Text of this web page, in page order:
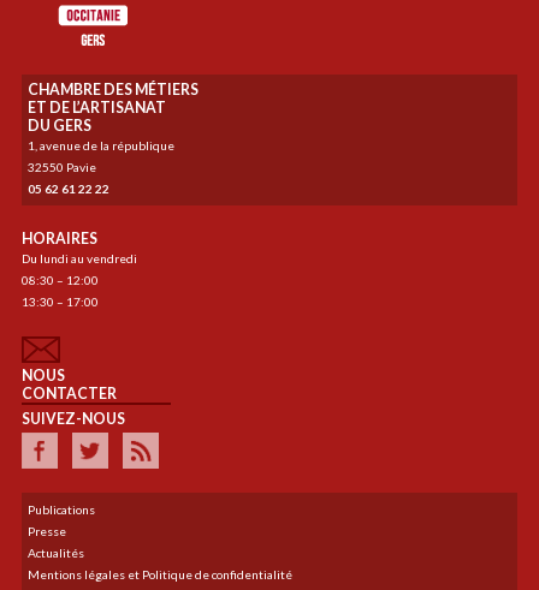
CHAMBRE DES MÉTIERS
ET DE L’ARTISANAT
DU GERS
1, avenue de la république
32550 Pavie
05 62 61 22 22
HORAIRES
Du lundi au vendredi
08:30 – 12:00
13:30 – 17:00
NOUS
CONTACTER
SUIVEZ-NOUS
Publications
Presse
Actualités
Mentions légales et Politique de confidentialité